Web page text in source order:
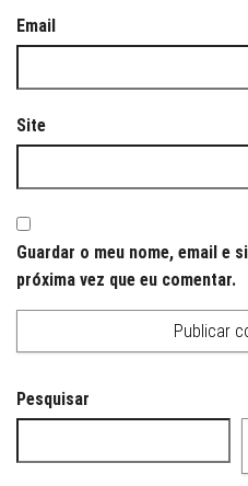
Email
Site
Guardar o meu nome, email e
próxima vez que eu comentar.
Pesquisar